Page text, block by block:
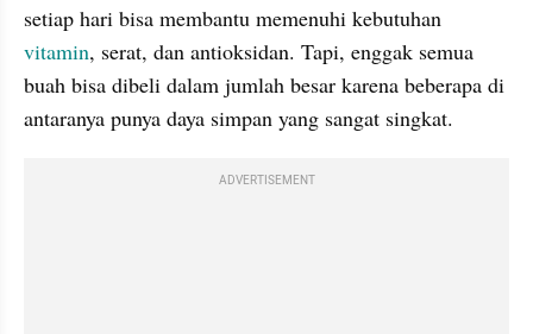
vitamin, serat, dan antioksidan. Tapi, enggak semua
buah bisa dibeli dalam jumlah besar karena beberapa di
antaranya punya daya simpan yang sangat singkat.
ADVERTISEMENT